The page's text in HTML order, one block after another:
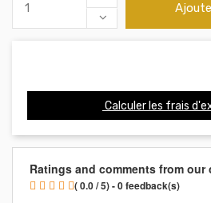
Calculer les frais
Ratings and comments from our
( 0.0 / 5) - 0 feedback(s)